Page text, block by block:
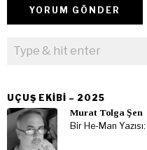
UÇUŞ EKIBI – 2025
Murat Tolga Şen
Bir He-Man